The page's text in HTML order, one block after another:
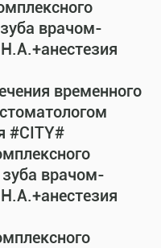
врачом-
временного
#CITY#
зуба врачом-